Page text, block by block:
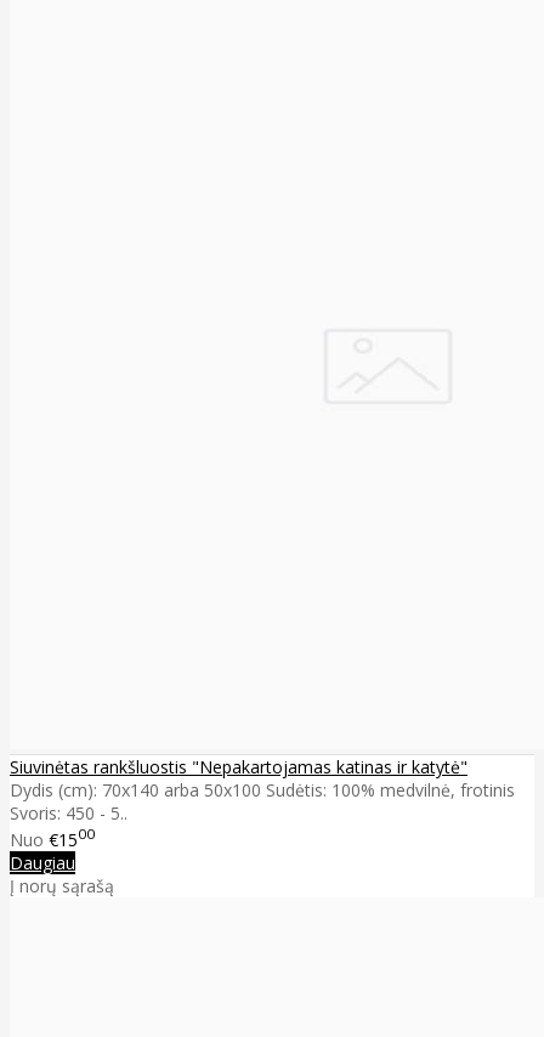
Siuvinėtas rankšluostis "Nepakartojamas katinas ir katytė"
Dydis (cm): 70x140 arba 50x100 Sudėtis: 100% medvilnė, frotinis
Svoris: 450 - 5..
Nuo €1500
Daugiau
Į norų sąrašą